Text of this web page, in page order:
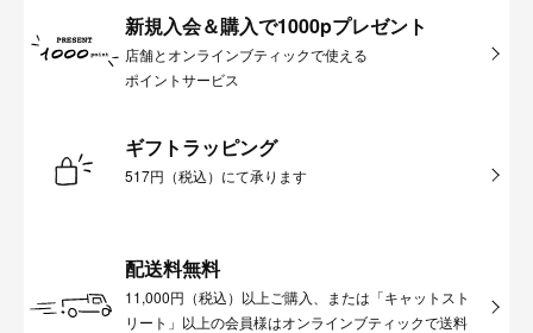
新規入会＆購入で1000pプレゼント
店舗とオンラインブティックで使える
ポイントサービス
ギフトラッピング
517円（税込）にて承ります
配送料無料
11,000円（税込）以上ご購入、または「キャットスト
リート」以上の会員様はオンラインブティックで送料